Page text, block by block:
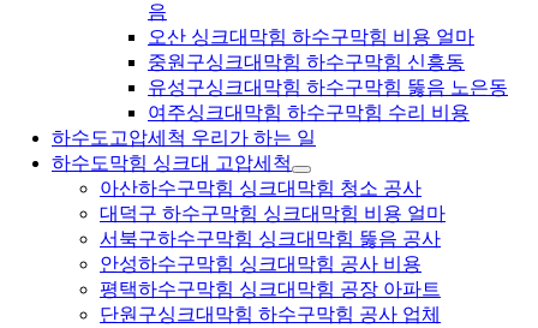
음
오산 싱크대막힘 하수구막힘 비용 얼마
중원구싱크대막힘 하수구막힘 신흥동
유성구싱크대막힘 하수구막힘 뚫음 노은동
여주싱크대막힘 하수구막힘 수리 비용
하수도고압세척 우리가 하는 일
하수도막힘 싱크대 고압세척
아산하수구막힘 싱크대막힘 청소 공사
대덕구 하수구막힘 싱크대막힘 비용 얼마
서북구하수구막힘 싱크대막힘 뚫음 공사
안성하수구막힘 싱크대막힘 공사 비용
평택하수구막힘 싱크대막힘 공장 아파트
단원구싱크대막힘 하수구막힘 공사 업체